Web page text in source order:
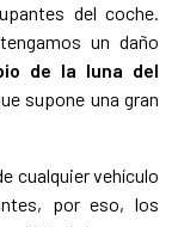
del coche.
un daño
de la luna del
supone una gran
cualquier vehículo
por eso, los